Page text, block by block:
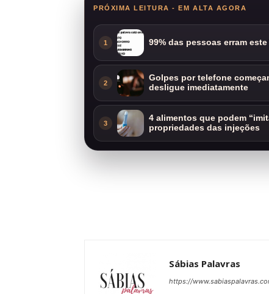
PRÓXIMA LEITURA - EM ALTA AGORA
1 99% das pessoas erram
2
Golpes por telefone
desligue imediatamente
3
4 alimentos que podem
propriedades das injeções
Sábias Palavras
https://